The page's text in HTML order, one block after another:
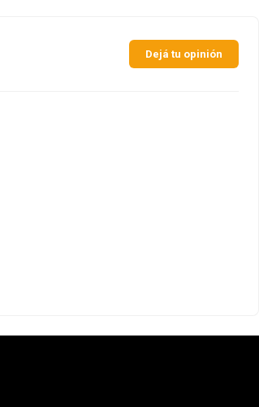
Dejá tu opinión